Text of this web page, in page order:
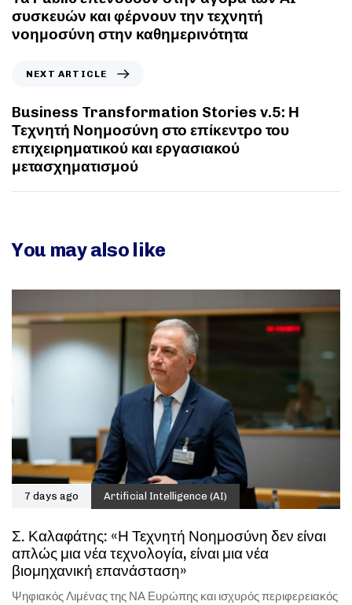
συσκευών και φέρνουν την τεχνητή
νοημοσύνη στην καθημερινότητα
NEXT ARTICLE
Business Transformation Stories v.5: Η
Τεχνητή Νοημοσύνη στο επίκεντρο του
επιχειρηματικού και εργασιακού
μετασχηματισμού
You may also like
7 days ago Artificial Intelligence (AI)
Σ. Καλαφάτης: «Η Τεχνητή Νοημοσύνη δεν είναι
απλώς μια νέα τεχνολογία, είναι μια νέα
βιομηχανική επανάσταση»
Ψηφιακός Λιμένας της ΝΑ Ευρώπης και ισχυρός περιφερειακός